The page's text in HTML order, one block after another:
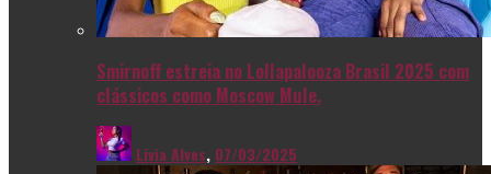
Smirnoff estreia no Lollapalooza Brasil 2025 com
clássicos como Moscow Mule.
Livia Alves, 07/03/2025